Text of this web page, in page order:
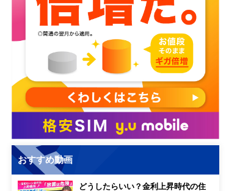
おすすめ動画
どうしたらいい？金利上昇時代の住